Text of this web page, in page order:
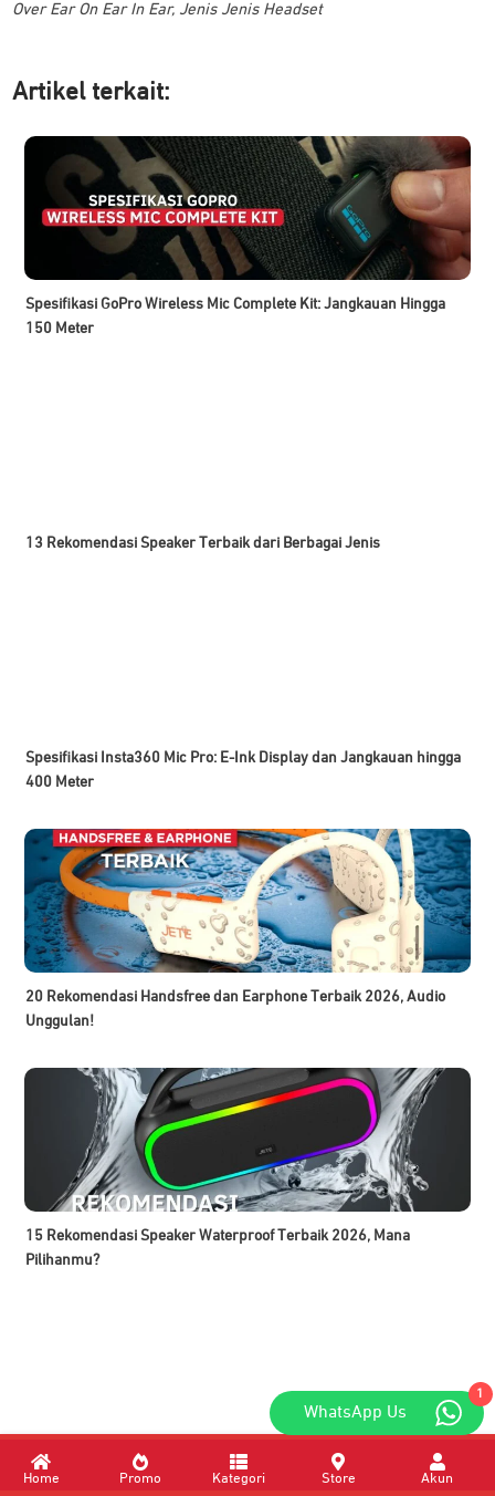
Over Ear On Ear In Ear, Jenis Jenis Headset
Artikel terkait:
Spesifikasi GoPro Wireless Mic Complete Kit: Jangkauan Hingga
150 Meter
13 Rekomendasi Speaker Terbaik dari Berbagai Jenis
Spesifikasi Insta360 Mic Pro: E-Ink Display dan Jangkauan hingga
400 Meter
20 Rekomendasi Handsfree dan Earphone Terbaik 2026, Audio
Unggulan!
15 Rekomendasi Speaker Waterproof Terbaik 2026, Mana
Pilihanmu?
Xiaomi Clip-On Earbuds: Spesifikasi Open Ear Pertama dari Xiaomi
1
WhatsApp Us
Home Promo Kategori Store Akun